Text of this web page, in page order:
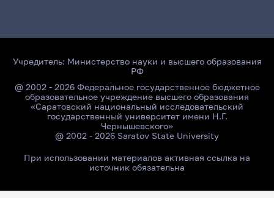
Учредитель: Министерство науки и высшего образования
РФ
@ 2002 - 2026 Федеральное государственное бюджетное
образовательное учреждение высшего образования
«Саратовский национальный исследовательский
государственный университет имени Н.Г.
Чернышевского»
@ 2002 - 2026 Saratov State University
При использовании материалов активная ссылка на
источник обязательна